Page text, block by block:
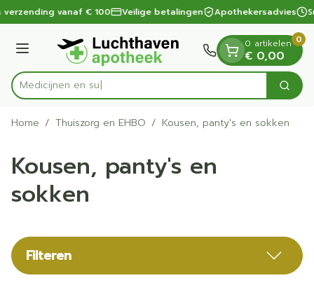
Ga naar de inhoud
1 van 1 vanaf € 100 Veilige betalingen Apothekersadvies
Menu
Product, merk, categorie... Zoek
0 artikelen
€ 0,00
0
Home / Thuiszorg en EHBO / Kousen, panty's en sokken
Kousen, panty's en
sokken
Filteren